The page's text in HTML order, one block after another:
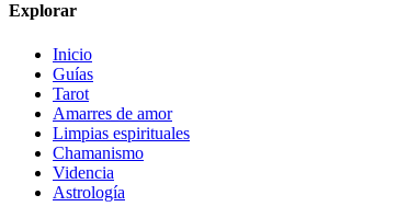
Explorar
Inicio
Guías
Tarot
Amarres de amor
Limpias espirituales
Chamanismo
Videncia
Astrología